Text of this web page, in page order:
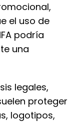
el uso de
podría
una
legales,
proteger
logotipos,